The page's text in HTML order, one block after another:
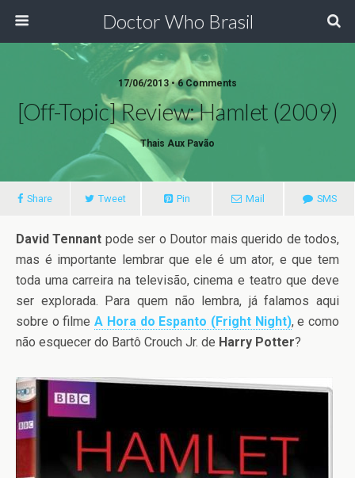
Doctor Who Brasil
17/06/2013 • 6 Comments
[Off-Topic] Review: Hamlet (2009)
Thais Aux Pavão
Share Tweet Pin Mail SMS
David Tennant pode ser o Doutor mais querido de todos,
mas é importante lembrar que ele é um ator, e que tem
toda uma carreira na televisão, cinema e teatro que deve
ser explorada. Para quem não lembra, já falamos aqui
sobre o filmeA Hora do Espanto (Fright Night), e como
não esquecer do Bartô Crouch Jr. de Harry Potter?